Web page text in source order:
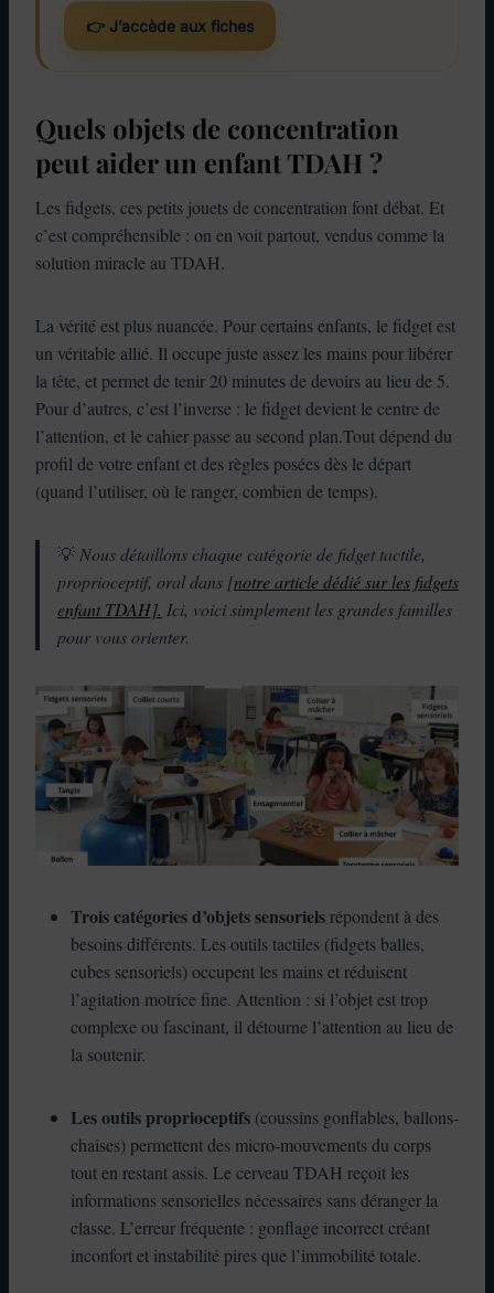
👉 J’accède aux fiches
Quels objets de concentration
peut aider un enfant TDAH ?
Les fidgets, ces petits jouets de concentration font débat. Et
c’est compréhensible : on en voit partout, vendus comme la
solution miracle au TDAH.
La vérité est plus nuancée. Pour certains enfants, le fidget est
un véritable allié. Il occupe juste assez les mains pour libérer
la tête, et permet de tenir 20 minutes de devoirs au lieu de 5.
Pour d’autres, c’est l’inverse : le fidget devient le centre de
l’attention, et le cahier passe au second plan.Tout dépend du
profil de votre enfant et des règles posées dès le départ
(quand l’utiliser, où le ranger, combien de temps).
💡 Nous détaillons chaque catégorie de fidget tactile,
proprioceptif, oral dans [notre article dédié sur les fidgets
enfant TDAH]. Ici, voici simplement les grandes familles
pour vous orienter.
Trois catégories d’objets sensoriels répondent à des
besoins différents. Les outils tactiles (fidgets balles,
cubes sensoriels) occupent les mains et réduisent
l’agitation motrice fine. Attention : si l’objet est trop
complexe ou fascinant, il détourne l’attention au lieu de
la soutenir.
Les outils proprioceptifs (coussins gonflables, ballons-
chaises) permettent des micro-mouvements du corps
tout en restant assis. Le cerveau TDAH reçoit les
informations sensorielles nécessaires sans déranger la
classe. L’erreur fréquente : gonflage incorrect créant
inconfort et instabilité pires que l’immobilité totale.